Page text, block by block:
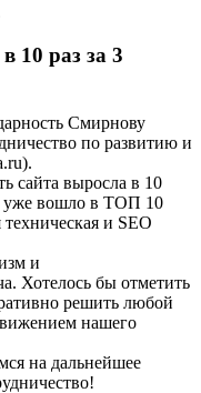
10 раз за 3
Смирнову
по развитию и
сайта выросла в 10
уже вошло в ТОП 10
и SEO
и
Хотелось бы отметить
решить любой
нашего
на дальнейшее